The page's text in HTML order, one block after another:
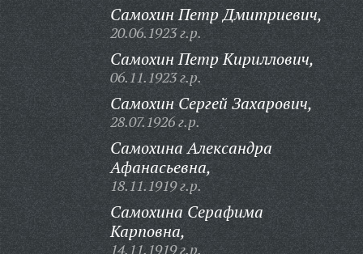
Самохин Петр Дмитриевич,
20.06.1923 г.р.
Самохин Петр Кириллович,
06.11.1923 г.р.
Самохин Сергей Захарович,
28.07.1926 г.р.
Самохина Александра
Афанасьевна,
18.11.1919 г.р.
Самохина Серафима
Карповна,
14.11.1919 г.р.